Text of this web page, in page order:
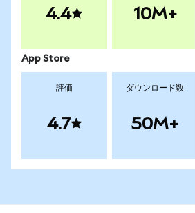
4.4 10M+
App Store
評価
4.7
ダウンロード数
50M+